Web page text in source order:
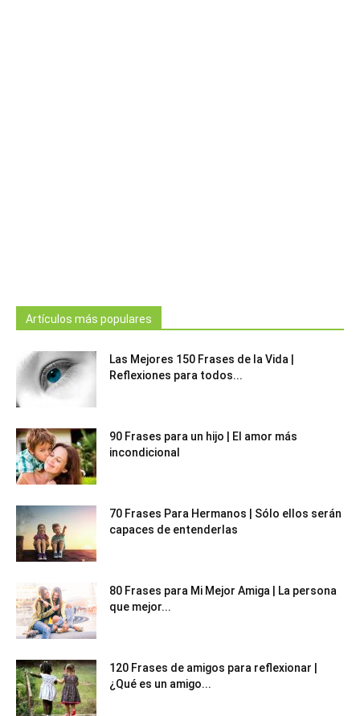
Artículos más populares
Las Mejores 150 Frases de la Vida |
Reflexiones para todos...
90 Frases para un hijo | El amor más
incondicional
70 Frases Para Hermanos | Sólo ellos serán
capaces de entenderlas
80 Frases para Mi Mejor Amiga | La persona
que mejor...
120 Frases de amigos para reflexionar |
¿Qué es un amigo...